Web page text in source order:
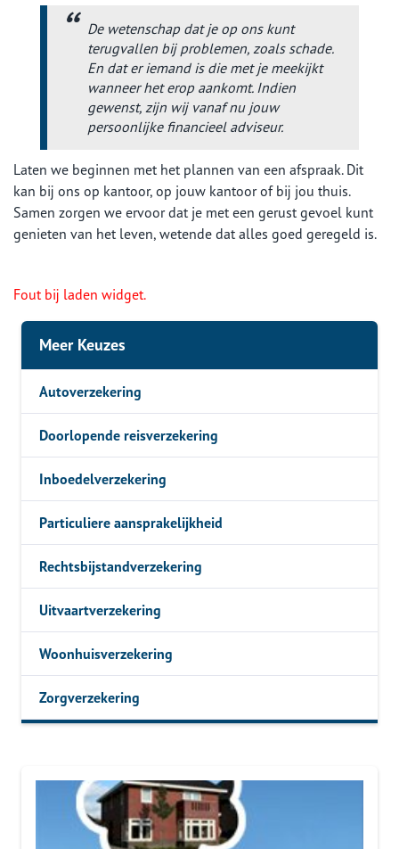
De wetenschap dat je op ons kunt
terugvallen bij problemen, zoals schade.
En dat er iemand is die met je meekijkt
wanneer het erop aankomt. Indien
gewenst, zijn wij vanaf nu jouw
persoonlijke financieel adviseur.
Laten we beginnen met het plannen van een afspraak. Dit
kan bij ons op kantoor, op jouw kantoor of bij jou thuis.
Samen zorgen we ervoor dat je met een gerust gevoel kunt
genieten van het leven, wetende dat alles goed geregeld is.
Fout bij laden widget.
Meer Keuzes
Autoverzekering
Doorlopende reisverzekering
Inboedelverzekering
Particuliere aansprakelijkheid
Rechtsbijstandverzekering
Uitvaartverzekering
Woonhuisverzekering
Zorgverzekering